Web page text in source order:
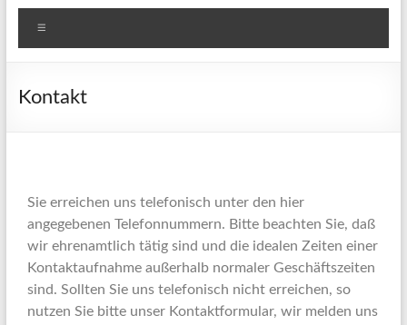
Colectivo Carsharing e.V.
Carsharing in Heidelsheim
Kontakt
Sie erreichen uns telefonisch unter den hier
angegebenen Telefonnummern. Bitte beachten Sie, daß
wir ehrenamtlich tätig sind und die idealen Zeiten einer
Kontaktaufnahme außerhalb normaler Geschäftszeiten
sind. Sollten Sie uns telefonisch nicht erreichen, so
nutzen Sie bitte unser Kontaktformular, wir melden uns